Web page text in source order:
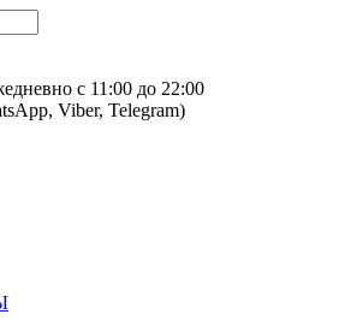
с 11:00 до 22:00
Viber, Telegram)